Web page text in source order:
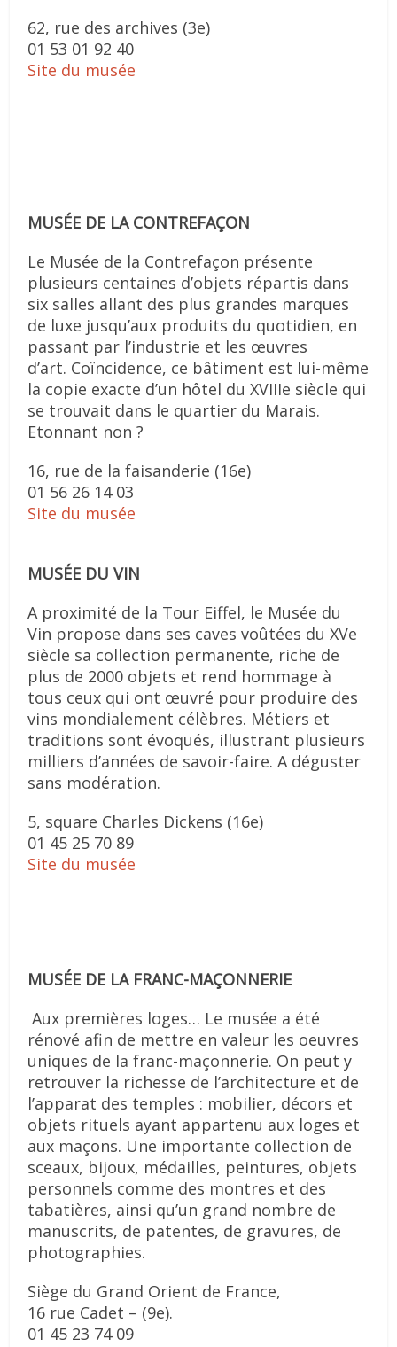
62, rue des archives (3e)
01 53 01 92 40
Site du musée
MUSÉE DE LA CONTREFAÇON
Le Musée de la Contrefaçon présente
plusieurs centaines d’objets répartis dans
six salles allant des plus grandes marques
de luxe jusqu’aux produits du quotidien, en
passant par l’industrie et les œuvres
d’art. Coïncidence, ce bâtiment est lui-même
la copie exacte d’un hôtel du XVIIIe siècle qui
se trouvait dans le quartier du Marais.
Etonnant non ?
16, rue de la faisanderie (16e)
01 56 26 14 03
Site du musée
MUSÉE DU VIN
A proximité de la Tour Eiffel, le Musée du
Vin propose dans ses caves voûtées du XVe
siècle sa collection permanente, riche de
plus de 2000 objets et rend hommage à
tous ceux qui ont œuvré pour produire des
vins mondialement célèbres. Métiers et
traditions sont évoqués, illustrant plusieurs
milliers d’années de savoir-faire. A déguster
sans modération.
5, square Charles Dickens (16e)
01 45 25 70 89
Site du musée
MUSÉE DE LA FRANC-MAÇONNERIE
Aux premières loges… Le musée a été
rénové afin de mettre en valeur les oeuvres
uniques de la franc-maçonnerie. On peut y
retrouver la richesse de l’architecture et de
l’apparat des temples : mobilier, décors et
objets rituels ayant appartenu aux loges et
aux maçons. Une importante collection de
sceaux, bijoux, médailles, peintures, objets
personnels comme des montres et des
tabatières, ainsi qu’un grand nombre de
manuscrits, de patentes, de gravures, de
photographies.
Siège du Grand Orient de France,
16 rue Cadet – (9e).
01 45 23 74 09